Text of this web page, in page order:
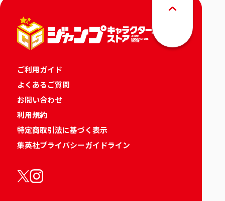
ご利用ガイド
よくあるご質問
お問い合わせ
利用規約
特定商取引法に基づく表示
集英社プライバシーガイドライン